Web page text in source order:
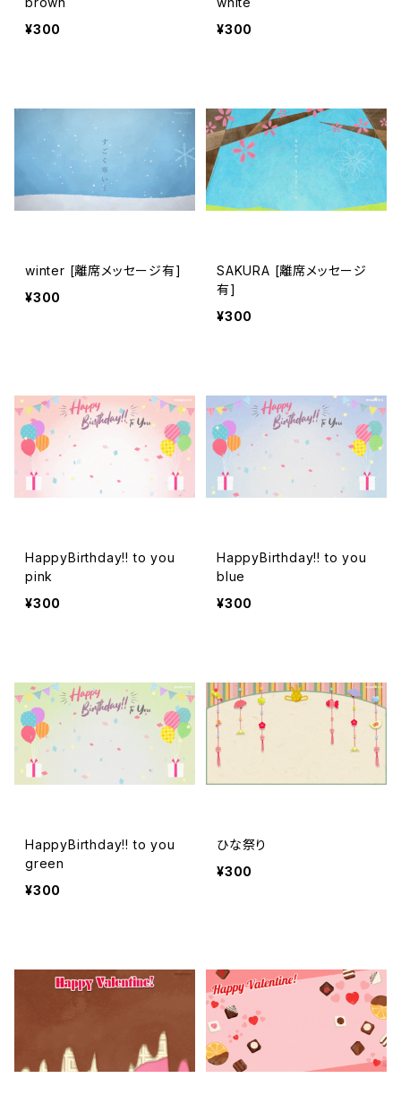
¥300
¥300
winter [離席メッセージ有]
¥300
SAKURA [離席メッセージ
有]
¥300
HappyBirthday!! to you
pink
¥300
HappyBirthday!! to you
blue
¥300
HappyBirthday!! to you
green
¥300
ひな祭り
¥300